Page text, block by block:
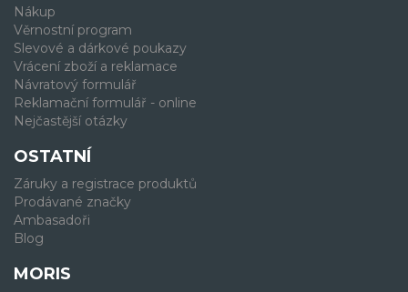
Nákup
Věrnostní program
Slevové a dárkové poukazy
Vrácení zboží a reklamace
Návratový formulář
Reklamační formulář - online
Nejčastější otázky
OSTATNÍ
Záruky a registrace produktů
Prodávané značky
Ambasadoři
Blog
MORIS